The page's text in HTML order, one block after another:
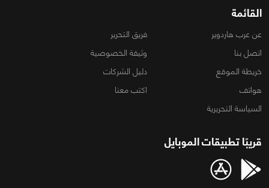
القائمة
عن عرب هاردوير
فريق التحرير
اتصل بنا
وثيقة الخصوصية
خريطة الموقع
دليل الشركات
هواتف
اكتب معنا
السياسة التحريرية
قريبًا تطبيقات الموبايل